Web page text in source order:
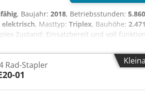
, Baujahr: 2018, Betriebsstunden:
elektrisch, Masttyp: Triplex, Bauhöhe:
Zustand: Einsatzbereit und voll
Djdpfx Acszd H Utj Ejck 3. Ventil, 4.
Rad-Stapler
01